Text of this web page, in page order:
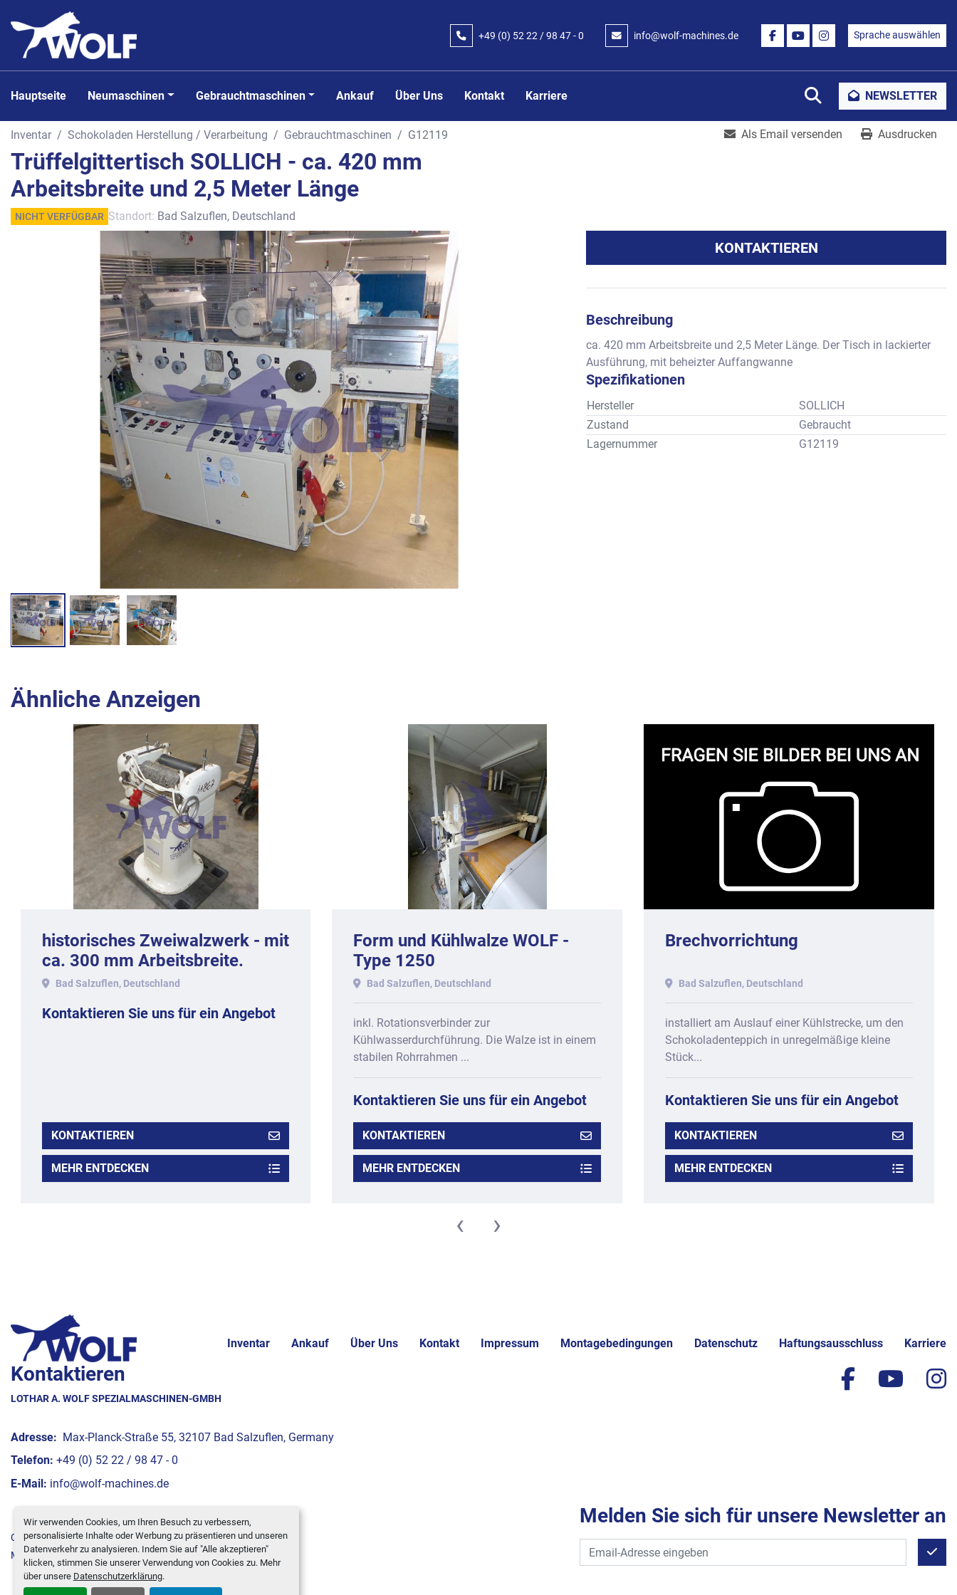
Wir verwenden Cookies, um Ihren Besuch zu verbessern,
personalisierte Inhalte oder Werbung zu präsentieren und unseren
Datenverkehr zu analysieren. Indem Sie auf "Alle akzeptieren"
klicken, stimmen Sie unserer Verwendung von Cookies zu. Mehr
über unsere Datenschutzerklärung.
+49 (0) 52 22 / 98 47 - 0 info@wolf-machines.de
FACEBOOK
YOUTUBEINSTAGRAM
Sprache auswählen
Hauptseite Neumaschinen Gebrauchtmaschinen Ankauf Über Uns Kontakt Karriere SucheNEWSLETTER
Inventar Schokoladen Herstellung / Verarbeitung Gebrauchtmaschinen G12119 Als Email versenden Ausdrucken
Trüffelgittertisch SOLLICH - ca. 420 mm
Arbeitsbreite und 2,5 Meter Länge
NICHT VERFÜGBAR Standort: Bad Salzuflen, Deutschland
KONTAKTIEREN
Beschreibung
ca. 420 mm Arbeitsbreite und 2,5 Meter Länge. Der Tisch in lackierter
Ausführung, mit beheizter Auffangwanne
Spezifikationen
Hersteller
SOLLICH
Zustand
Gebraucht
Lagernummer
G12119
Ähnliche Anzeigen
historisches Zweiwalzwerk - mit
ca. 300 mm Arbeitsbreite.
Bad Salzuflen, Deutschland
Kontaktieren Sie uns für ein Angebot
KONTAKTIEREN
MEHR ENTDECKEN
Form und Kühlwalze WOLF -
Type 1250
Bad Salzuflen, Deutschland
inkl. Rotationsverbinder zur
Kühlwasserdurchführung. Die Walze ist in einem
stabilen Rohrrahmen ...
Kontaktieren Sie uns für ein Angebot
KONTAKTIEREN
MEHR ENTDECKEN
Brechvorrichtung
Bad Salzuflen, Deutschland
installiert am Auslauf einer Kühlstrecke, um den
Schokoladenteppich in unregelmäßige kleine
Stück...
Kontaktieren Sie uns für ein Angebot
KONTAKTIEREN
MEHR ENTDECKEN
‹ ›
Inventar Ankauf Über Uns Kontakt Impressum Montagebedingungen Datenschutz Haftungsausschluss Karriere
Kontaktieren
LOTHAR A. WOLF SPEZIALMASCHINEN-GMBH
Adresse: Max-Planck-Straße 55, 32107 Bad Salzuflen, Germany
Telefon: +49 (0) 52 22 / 98 47 - 0
E-Mail: info@wolf-machines.de
Cookie-Einstellungen
Machinio System-Website vonMachinio
facebook
Melden Sie sich für unsere Newsletter an